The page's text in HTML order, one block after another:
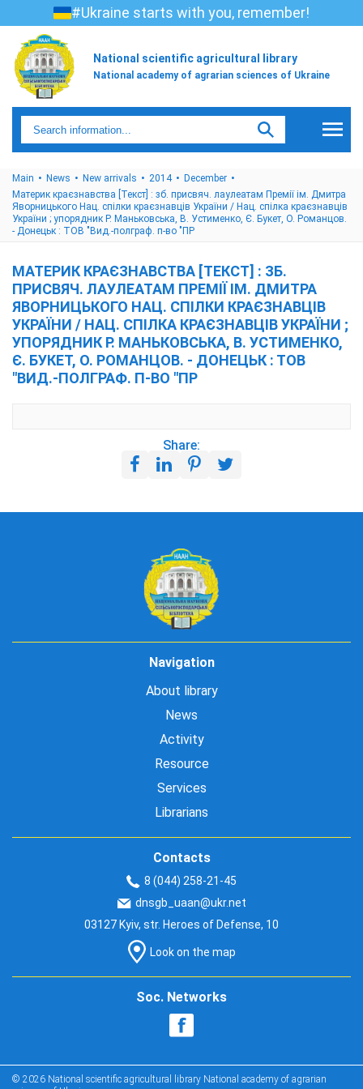
#Ukraine starts with you, remember!
National scientific agricultural library
National academy of agrarian sciences of Ukraine
Main News New arrivals 2014
December
Материк краєзнавства [Текст] : зб. присвяч. лаулеатам Премії ім. Дмитра
Яворницького Нац. спілки краєзнавців України / Нац. спілка краєзнавців
України ; упорядник Р. Маньковська, В. Устименко, Є. Букет, О. Романцов.
- Донецьк : ТОВ "Вид.-полграф. п-во "ПР
МАТЕРИК КРАЄЗНАВСТВА [ТЕКСТ] : ЗБ.
ПРИСВЯЧ. ЛАУЛЕАТАМ ПРЕМІЇ ІМ. ДМИТРА
ЯВОРНИЦЬКОГО НАЦ. СПІЛКИ КРАЄЗНАВЦІВ
УКРАЇНИ / НАЦ. СПІЛКА КРАЄЗНАВЦІВ УКРАЇНИ ;
УПОРЯДНИК Р. МАНЬКОВСЬКА, В. УСТИМЕНКО,
Є. БУКЕТ, О. РОМАНЦОВ. - ДОНЕЦЬК : ТОВ
"ВИД.-ПОЛГРАФ. П-ВО "ПР
Share:
Navigation
About library
News
Activity
Resource
Services
Librarians
Contacts
8 (044) 258-21-45
dnsgb_uaan@ukr.net
03127 Kyiv, str. Heroes of Defense, 10
Look on the map
Soc. Networks
© 2026 National scientific agricultural library National academy of agrarian